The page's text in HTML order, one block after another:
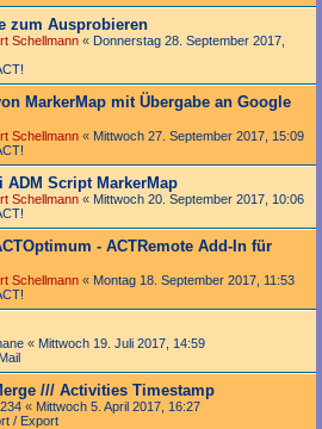
zum Ausprobieren
Schellmann « Donnerstag 28. September 2017,
MarkerMap mit Übergabe an Google
Schellmann « Mittwoch 27. September 2017, 15:09
Script MarkerMap
Schellmann « Mittwoch 20. September 2017, 10:06
- ACTRemote Add-In für
Schellmann « Montag 18. September 2017, 11:53
« Mittwoch 19. Juli 2017, 14:59
/// Activities Timestamp
« Mittwoch 5. April 2017, 16:27
/ Export